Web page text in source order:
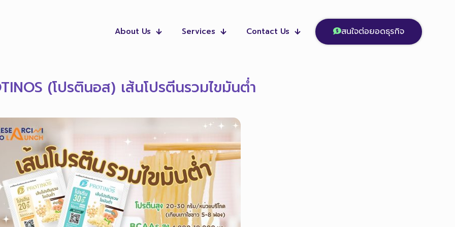
About Us Services Contact Us สนใจต่อยอดธุรกิจ
(โปรตินอส) เส้นโปรตีนรวมไขมันต่ำ